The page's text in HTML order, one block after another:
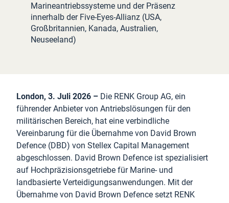
Marineantriebssysteme und der Präsenz
innerhalb der Five-Eyes-Allianz (USA,
Großbritannien, Kanada, Australien,
Neuseeland)
London, 3. Juli 2026 – Die RENK Group AG, ein
führender Anbieter von Antriebslösungen für den
militärischen Bereich, hat eine verbindliche
Vereinbarung für die Übernahme von David Brown
Defence (DBD) von Stellex Capital Management
abgeschlossen. David Brown Defence ist spezialisiert
auf Hochpräzisionsgetriebe für Marine- und
landbasierte Verteidigungsanwendungen. Mit der
Übernahme von David Brown Defence setzt RENK